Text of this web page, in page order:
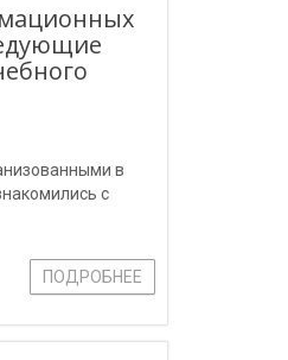
в
с
ПОДРОБНЕЕ